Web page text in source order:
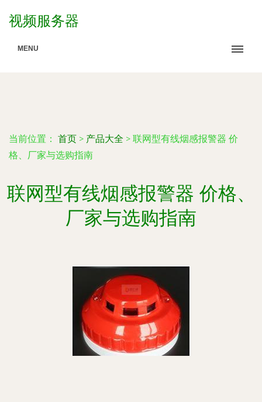
视频服务器
MENU
当前位置： 首页 > 产品大全 > 联网型有线烟感报警器 价
格、厂家与选购指南
联网型有线烟感报警器 价格、
厂家与选购指南